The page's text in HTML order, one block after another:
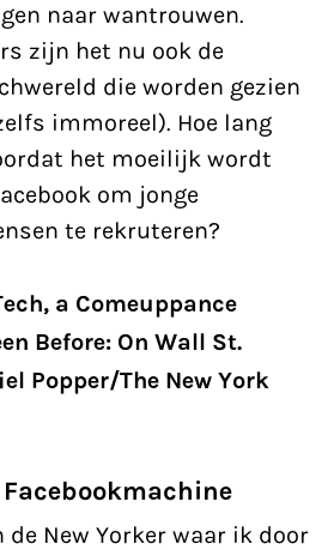
naar wantrouwen.
zijn het nu ook de
die worden gezien
immoreel). Hoe lang
het moeilijk wordt
om jonge
te rekruteren?
a Comeuppance
Before: On Wall St.
Popper/The New York
de New Yorker waar ik door